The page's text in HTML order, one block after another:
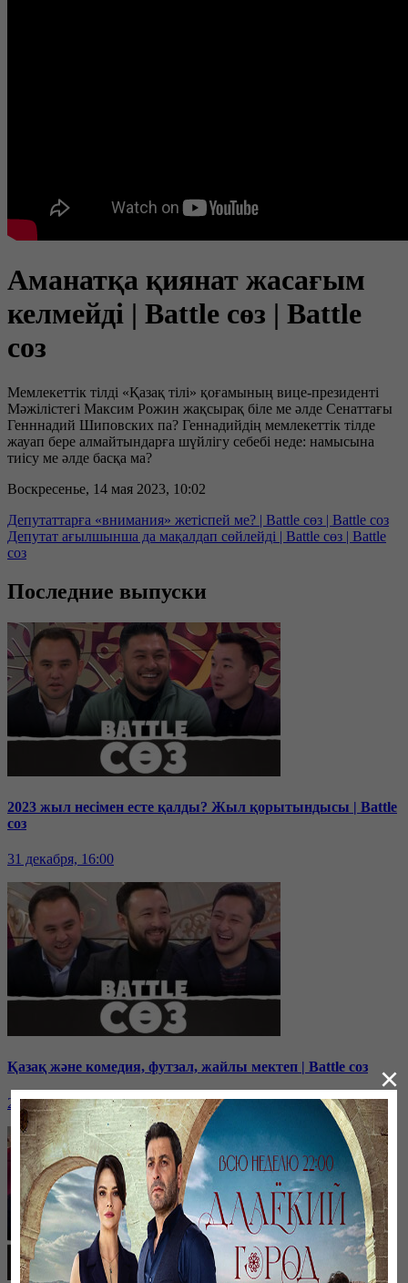
Аманатқа қиянат жасағым
келмейді | Battle сөз | Battle
соз
Мемлекеттік тілді «Қазақ тілі» қоғамының вице-президенті
Мәжілістегі Максим Рожин жақсырақ біле ме әлде Сенаттағы
Генннадий Шиповских па? Геннадийдің мемлекеттік тілде
жауап бере алмайтындарға шүйлігу себебі неде: намысына
тиісу ме әлде басқа ма?
Воскресенье, 14 мая 2023, 10:02
Депутаттарға «внимания» жетіспей ме? | Battle сөз | Battle соз
Депутат ағылшынша да мақалдап сөйлейді | Battle сөз | Battle
соз
Последние выпуски
2023 жыл несімен есте қалды? Жыл қорытындысы | Battle
соз
31 декабря, 16:00
Қазақ және комедия, футзал, жайлы мектеп | Battle соз
25 декабря, 14:00
×